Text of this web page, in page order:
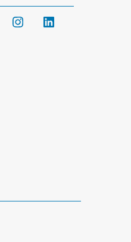
YouTube Instagram